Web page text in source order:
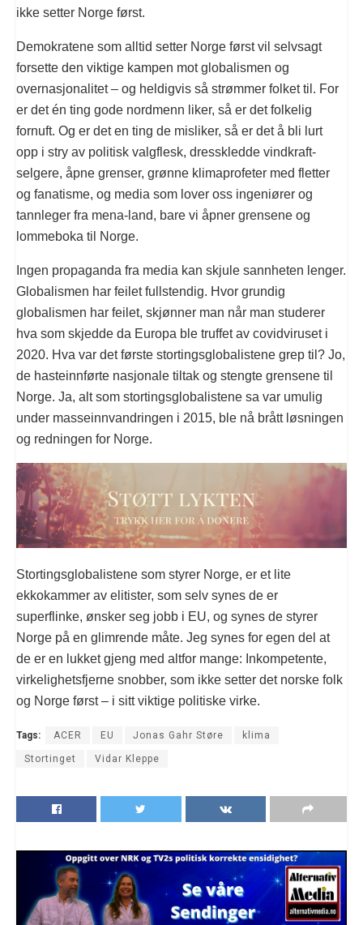
ikke setter Norge først.
Demokratene som alltid setter Norge først vil selvsagt
forsette den viktige kampen mot globalismen og
overnasjonalitet – og heldigvis så strømmer folket til. For
er det én ting gode nordmenn liker, så er det folkelig
fornuft. Og er det en ting de misliker, så er det å bli lurt
opp i stry av politisk valgflesk, dresskledde vindkraft-
selgere, åpne grenser, grønne klimaprofeter med fletter
og fanatisme, og media som lover oss ingeniører og
tannleger fra mena-land, bare vi åpner grensene og
lommeboka til Norge.
Ingen propaganda fra media kan skjule sannheten lenger.
Globalismen har feilet fullstendig. Hvor grundig
globalismen har feilet, skjønner man når man studerer
hva som skjedde da Europa ble truffet av covidviruset i
2020. Hva var det første stortingsglobalistene grep til? Jo,
de hasteinnførte nasjonale tiltak og stengte grensene til
Norge. Ja, alt som stortingsglobalistene sa var umulig
under masseinnvandringen i 2015, ble nå brått løsningen
og redningen for Norge.
Stortingsglobalistene som styrer Norge, er et lite
ekkokammer av elitister, som selv synes de er
superflinke, ønsker seg jobb i EU, og synes de styrer
Norge på en glimrende måte. Jeg synes for egen del at
de er en lukket gjeng med altfor mange: Inkompetente,
virkelighetsfjerne snobber, som ikke setter det norske folk
og Norge først – i sitt viktige politiske virke.
Tags: ACER EU Jonas Gahr Støre klima
Stortinget Vidar Kleppe